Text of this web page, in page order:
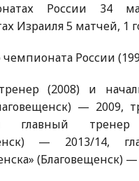
России 34
Израиля 5 матчей, 1
России
(2008) и
— 2009,
тренер
— 2013/14,
(Благовещенск) —